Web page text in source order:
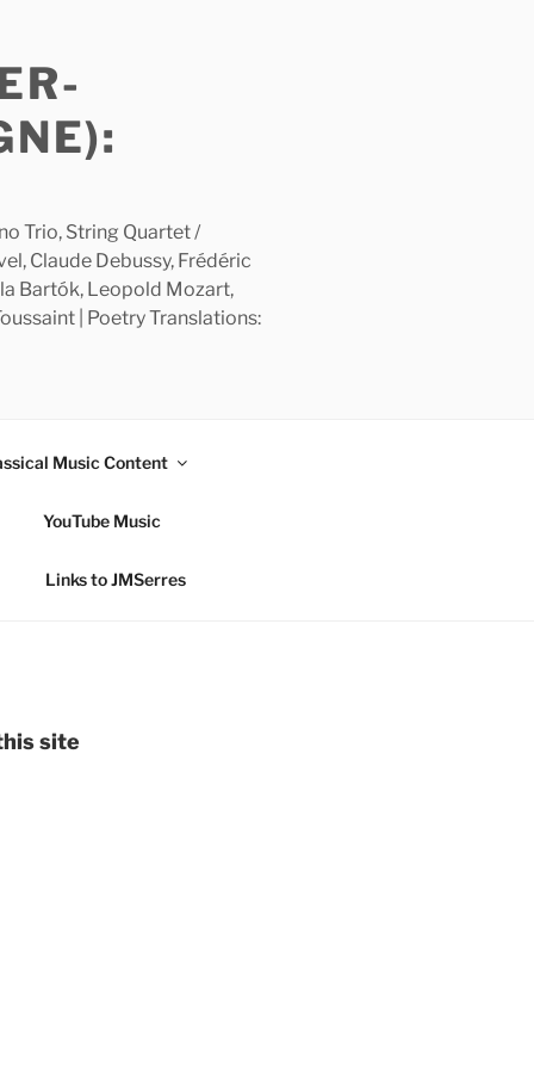
Trio, String Quartet /
Claude Debussy, Frédéric
Bartók, Leopold Mozart,
| Poetry Translations:
Music Content
YouTube Music
Links to JMSerres
site